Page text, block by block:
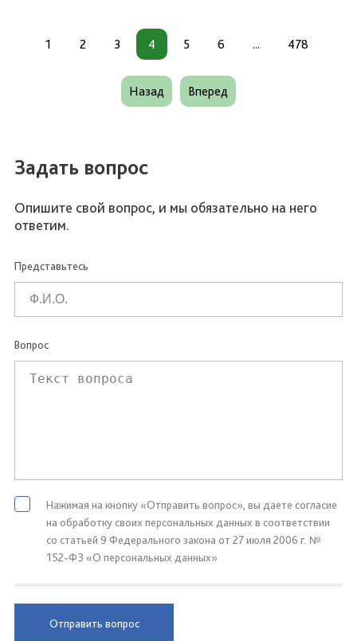
1 2 3 4 5 6 ... 478
Назад Вперед
Задать вопрос
Опишите свой вопрос, и мы обязательно на него
ответим.
Представьтесь
Вопрос
Нажимая на кнопку «Отправить вопрос», вы даете согласие
на обработку своих персональных данных в соответствии
со статьей 9 Федерального закона от 27 июля 2006 г. №
152-ФЗ «О персональных данных»
Отправить вопрос